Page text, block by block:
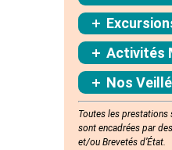
Activités
Nos
Toutes les
sont encadrées par
et/ou Brevetés d’État.